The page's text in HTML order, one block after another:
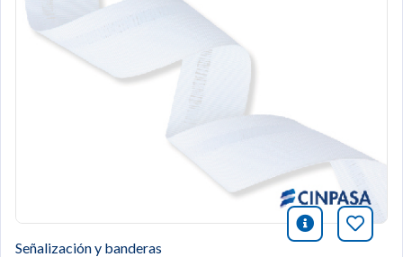
icono
Señalización y banderas